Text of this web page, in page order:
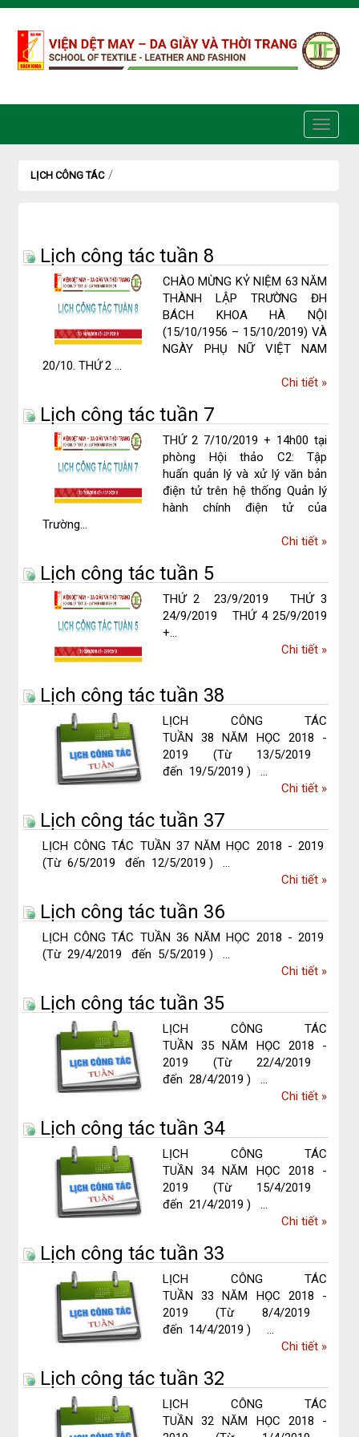
Truy cập nội dung luôn
LỊCH CÔNG TÁC /
Lịch công tác tuần 8
CHÀO MỪNG KỶ NIỆM 63 NĂM
THÀNH LẬP TRƯỜNG ĐH
BÁCH KHOA HÀ NỘI
(15/10/1956 – 15/10/2019) VÀ
NGÀY PHỤ NỮ VIỆT NAM
20/10. THỨ 2 ...
Chi tiếtvề
tuần
8
»
Lịch công tác tuần 7
THỨ 2 7/10/2019 + 14h00 tại
phòng Hội thảo C2: Tập
huấn quản lý và xử lý văn bản
điện tử trên hệ thống Quản lý
hành chính điện tử của
Trường...
Chi tiếtvề
tuần
7
»
Lịch công tác tuần 5
THỨ 2 23/9/2019 THỨ 3
24/9/2019 THỨ 4 25/9/2019
+...
Chi tiếtvề
tuần
»
Lịch công tác tuần 38
LỊCH CÔNG TÁC
TUẦN 38 NĂM HỌC 2018 -
2019 (Từ 13/5/2019
đến 19/5/2019 ) ...
Chi tiếtvề
tuần
»
Lịch công tác tuần 37
LỊCH CÔNG TÁC TUẦN 37 NĂM HỌC 2018 - 2019
(Từ 6/5/2019 đến 12/5/2019 ) ...
Chi tiếtvề
tuần
»
Lịch công tác tuần 36
LỊCH CÔNG TÁC TUẦN 36 NĂM HỌC 2018 - 2019
(Từ 29/4/2019 đến 5/5/2019 ) ...
Chi tiếtvề
tuần
»
Lịch công tác tuần 35
LỊCH CÔNG TÁC
TUẦN 35 NĂM HỌC 2018 -
2019 (Từ 22/4/2019
đến 28/4/2019 ) ...
Chi tiếtvề
tuần
»
Lịch công tác tuần 34
LỊCH CÔNG TÁC
TUẦN 34 NĂM HỌC 2018 -
2019 (Từ 15/4/2019
đến 21/4/2019 ) ...
Chi tiếtvề
tuần
»
Lịch công tác tuần 33
LỊCH CÔNG TÁC
TUẦN 33 NĂM HỌC 2018 -
2019 (Từ 8/4/2019
đến 14/4/2019 ) ...
Chi tiếtvề
tuần
»
Lịch công tác tuần 32
LỊCH CÔNG TÁC
TUẦN 32 NĂM HỌC 2018 -